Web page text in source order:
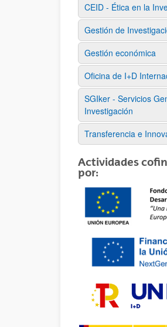
CEID - Ética en la
Gestión de
Gestión económica
Oficina de I+D
SGIker - Servicios
Investigación
Transferencia e
Actividades
por: